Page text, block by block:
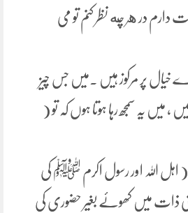
دارم در هر چه نظر کنم تو می
خیال پر مرکوز ہیں ۔میں جس چیز
، میں یہ سمجھ رہا ہوتا ہوں کہ تو (
اہل اللہ اور رسول اکرم ﷺ کی
ذات میں کھوئے بغیر حضوری کی